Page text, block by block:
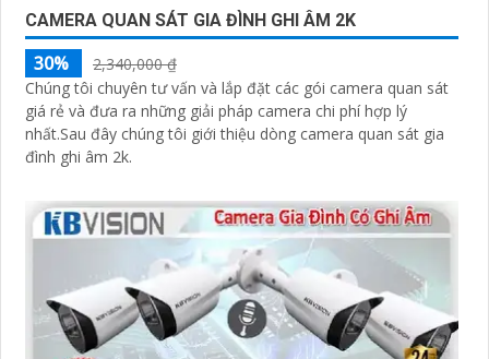
CAMERA QUAN SÁT GIA ĐÌNH GHI ÂM 2K
30%
2,340,000 ₫
Chúng tôi chuyên tư vấn và lắp đặt các gói camera quan sát
giá rẻ và đưa ra những giải pháp camera chi phí hợp lý
nhất.Sau đây chúng tôi giới thiệu dòng camera quan sát gia
đình ghi âm 2k.